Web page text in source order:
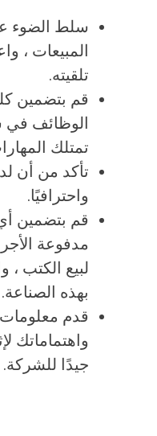
سلط الضوء
المبيعات ،
تلقيته.
قم بتضمين
الوظائف في
تمتلك
تأكد من أن
واحترافيًا.
قم بتضمين
مدفوعة
لبيع الكتب
بهذه الصناعة.
قدم
واهتماماتك
جيدًا للشركة.